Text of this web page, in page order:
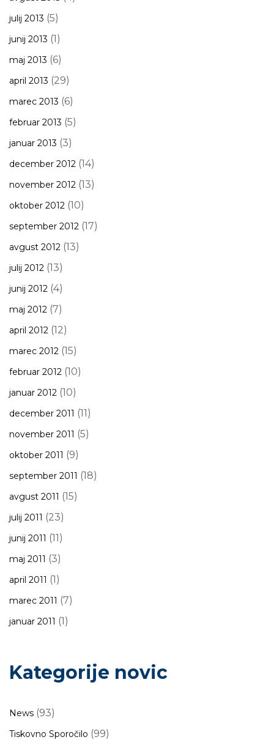
julij 2013 (5)
junij 2013 (1)
maj 2013 (6)
april 2013 (29)
marec 2013 (6)
februar 2013 (5)
januar 2013 (3)
december 2012 (14)
november 2012 (13)
oktober 2012 (10)
september 2012 (17)
avgust 2012 (13)
julij 2012 (13)
junij 2012 (4)
maj 2012 (7)
april 2012 (12)
marec 2012 (15)
februar 2012 (10)
januar 2012 (10)
december 2011 (11)
november 2011 (5)
oktober 2011 (9)
september 2011 (18)
avgust 2011 (15)
julij 2011 (23)
junij 2011 (11)
maj 2011 (3)
april 2011 (1)
marec 2011 (7)
januar 2011 (1)
Kategorije novic
News (93)
Tiskovno Sporočilo (99)